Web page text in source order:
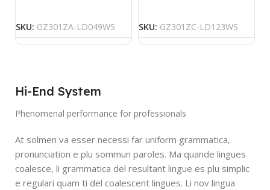
SKU: GZ301ZA-LD049WS SKU: GZ301ZC-LD123WS
Hi-End System
Phenomenal performance for professionals
At solmen va esser necessi far uniform grammatica,
pronunciation e plu sommun paroles. Ma quande lingues
coalesce, li grammatica del resultant lingue es plu simplic
e regulari quam ti del coalescent lingues. Li nov lingua